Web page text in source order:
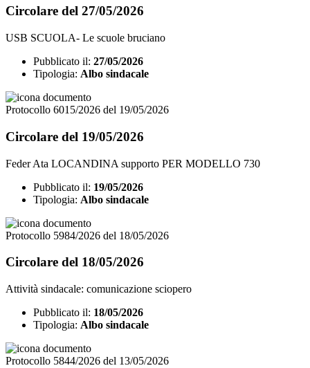
Circolare del 27/05/2026
USB SCUOLA- Le scuole bruciano
Pubblicato il: 27/05/2026
Tipologia: Albo sindacale
Protocollo 6015/2026 del 19/05/2026
Circolare del 19/05/2026
Feder Ata LOCANDINA supporto PER MODELLO 730
Pubblicato il: 19/05/2026
Tipologia: Albo sindacale
Protocollo 5984/2026 del 18/05/2026
Circolare del 18/05/2026
Attività sindacale: comunicazione sciopero
Pubblicato il: 18/05/2026
Tipologia: Albo sindacale
Protocollo 5844/2026 del 13/05/2026